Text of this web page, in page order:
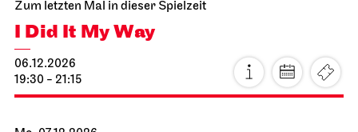
JOiN Nord
hässlich as fuck
19.11.2026
19:00